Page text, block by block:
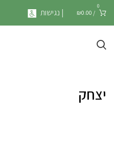
0
/
₪0.00 | נגישות
יצחק